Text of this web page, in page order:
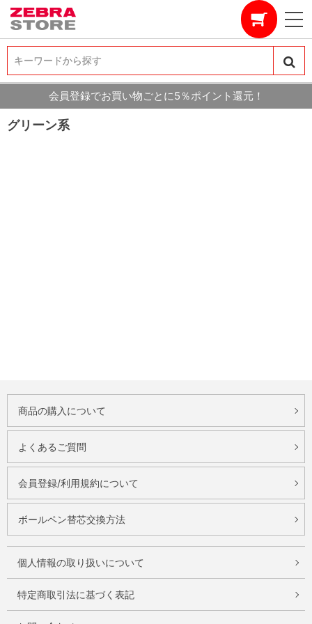
キーワードから探す
キーワードから探す
会員登録でお買い物ごとに5％ポイント還元！
グリーン系
商品の購入について
よくあるご質問
会員登録/利用規約について
ボールペン替芯交換方法
個人情報の取り扱いについて
特定商取引法に基づく表記